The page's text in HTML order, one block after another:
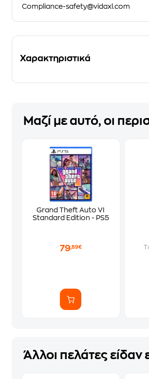
Compliance-safety@vidaxl.com
Χαρακτηριστικά
Μαζί με αυτό, οι
Grand Theft Auto VI
Standard Edition - PS5
79,89€
Άλλοι πελάτες είδαν